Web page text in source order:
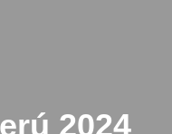
2024